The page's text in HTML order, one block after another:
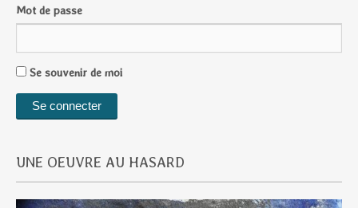
Mot de passe
Se souvenir de moi
UNE OEUVRE AU HASARD